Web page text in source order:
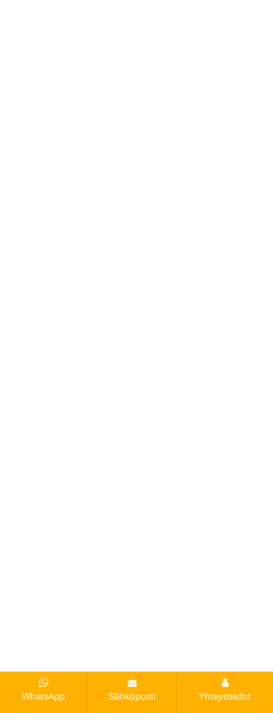
WhatsApp Sähköposti Yhteystiedot